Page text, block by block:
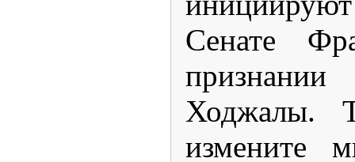
Сенате
Ходжалы.
измените